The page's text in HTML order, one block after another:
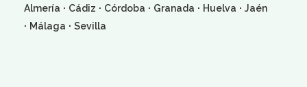
Almería · Cádiz · Córdoba · Granada · Huelva · Jaén
· Málaga · Sevilla